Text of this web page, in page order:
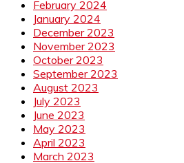
February 2024
January 2024
December 2023
November 2023
October 2023
September 2023
August 2023
July 2023
June 2023
May 2023
April 2023
March 2023